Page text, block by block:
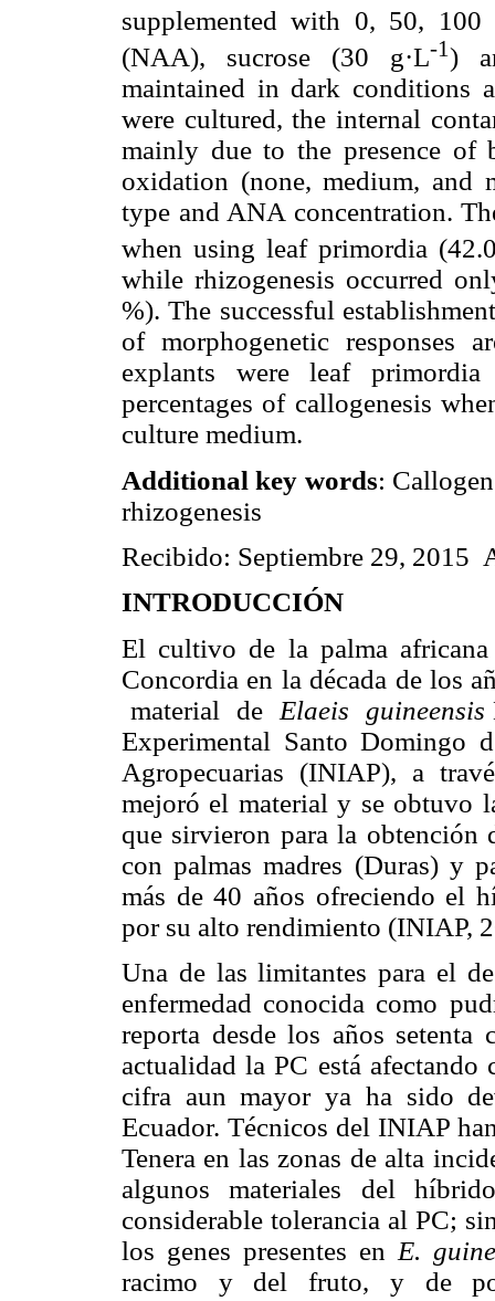
supplemented with 0, 50, 100
(NAA), sucrose (30 g·L-1)
maintained in dark conditions
were cultured, the internal
mainly due to the presence of
oxidation (none, medium, and
type and ANA concentration.
when using leaf primordia
while rhizogenesis occurred
%). The successful
of morphogenetic responses
explants were leaf
percentages of callogenesis
culture medium.
Additional key words:
rhizogenesis
Recibido: Septiembre 29, 2015
INTRODUCCIÓN
El cultivo de la palma
Concordia en la década de los
material de Elaeis guineensis
Experimental Santo Domingo
Agropecuarias (INIAP), a
mejoró el material y se obtuvo
que sirvieron para la obtención
con palmas madres (Duras) y
más de 40 años ofreciendo el
por su alto rendimiento (INIAP,
Una de las limitantes para el
enfermedad conocida como
reporta desde los años setenta
actualidad la PC está
cifra aun mayor ya ha sido
Ecuador. Técnicos del INIAP
Tenera en las zonas de alta
algunos materiales del
considerable tolerancia al PC;
los genes presentes en E.
racimo y del fruto, y de